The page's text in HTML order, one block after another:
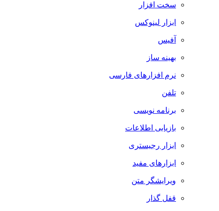
سخت افزار
ابزار لینوکس
آفیس
بهینه ساز
نرم افزارهای فارسی
تلفن
برنامه نویسی
بازیابی اطلاعات
ابزار رجیستری
ابزارهای مفید
ویرایشگر متن
قفل گذار